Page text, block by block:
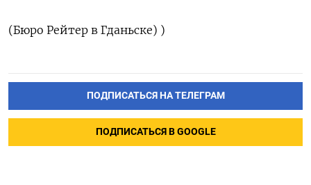
(Бюро Рейтер в Гданьске) )
ПОДПИСАТЬСЯ НА ТЕЛЕГРАМ
ПОДПИСАТЬСЯ В GOOGLE